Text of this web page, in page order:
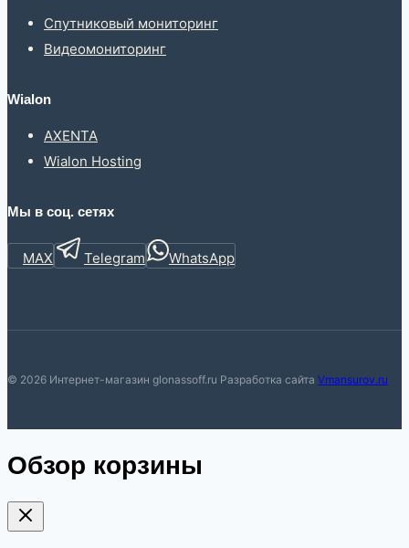
Спутниковый мониторинг
Видеомониторинг
Wialon
AXENTA
Wialon Hosting
Мы в соц. сетях
MAX Telegram WhatsApp
© 2026 Интернет-магазин glonassoff.ru Разработка сайта Vmansurov.ru
Обзор корзины